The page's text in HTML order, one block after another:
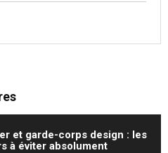
et garde-corps design : les
à éviter absolument